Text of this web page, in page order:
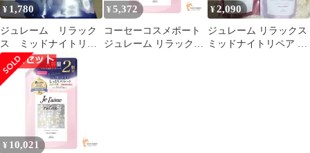
¥ 1,780
ジュレーム リラック
ス ミッドナイトリペ
アシャンプー トリー
トメント グロス
¥ 5,372
コーセーコスメポート
ジュレーム リラックス
¥2,090
ジュレーム リラックス
ミッドナイトリペア ス
¥ 10,021